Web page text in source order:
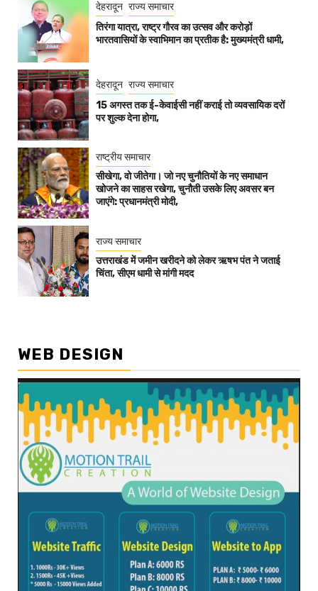
देहरादून राज्य समाचार
तिरंगा यात्रा, राष्ट्र गौरव का उत्सव और करोड़ों
भारतवासियों के स्वाभिमान का प्रतीक है: मुख्यमंत्री धामी,
देहरादून राज्य समाचार
15 अगस्त तक ई-केवाईसी नहीं कराई तो व्यवसायिक दरों
पर शुल्क देना होगा,
राष्ट्रीय समाचार
सीखेगा, वो जीतेगा। जो नए चुनौतियों के नए समाधान
खोजने का साहस रखेगा, चुनौती उसके लिए अवसर बन
जाएंगे: प्रधानमंत्री मोदी,
राज्य समाचार
उत्तराखंड में जमीन खरीदने को लेकर ऋषभ पंत ने जताई
चिंता, सीएम धामी से मांगी मदद
WEB DESIGN